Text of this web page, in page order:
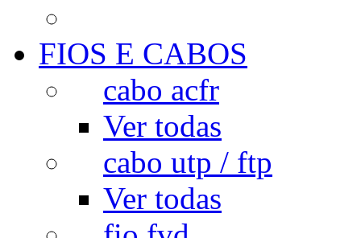
FIOS E CABOS
cabo acfr
Ver todas
cabo utp / ftp
Ver todas